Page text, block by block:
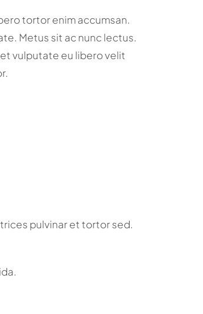
tortor enim accumsan.
Metus sit ac nunc lectus.
vulputate eu libero velit
pulvinar et tortor sed.